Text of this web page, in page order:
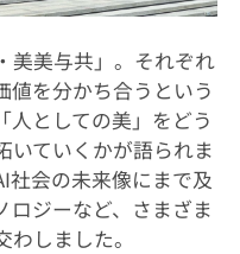
美美与共」。それぞれ
値を分かち合うという
人としての美」をどう
いていくかが語られま
社会の未来像にまで及
ロジーなど、さまざま
しました。